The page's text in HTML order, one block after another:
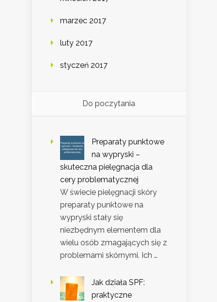
marzec 2017
luty 2017
styczeń 2017
Do poczytania
Preparaty punktowe
na wypryski –
skuteczna pielęgnacja dla
cery problematycznej
W świecie pielęgnacji skóry
preparaty punktowe na
wypryski stały się
niezbędnym elementem dla
wielu osób zmagających się z
problemami skórnymi. Ich …
Jak działa SPF:
praktyczne